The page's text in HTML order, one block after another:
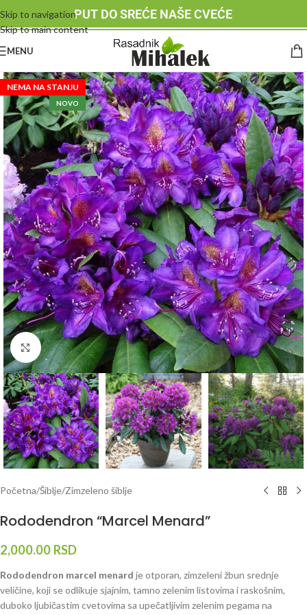
Skip to navigation
Skip to main content
PUT DO SREĆE NAŠE CVEĆE
MENU
NEMA NA STANJU
NOVO
Klknite da uvećate
Početna/Šiblje/Zimzeleno šiblje
Rododendron “Marcel Menard”
2,000.00 RSD
Rododendron marcel menard je otporan, zimzeleni žbun srednje
veličine, koji se odlikuje sjajnim, tamno zelenim listovima i raskošnim,
duboko ljubičastim cvetovima sa upečatljivim zelenim pegama na